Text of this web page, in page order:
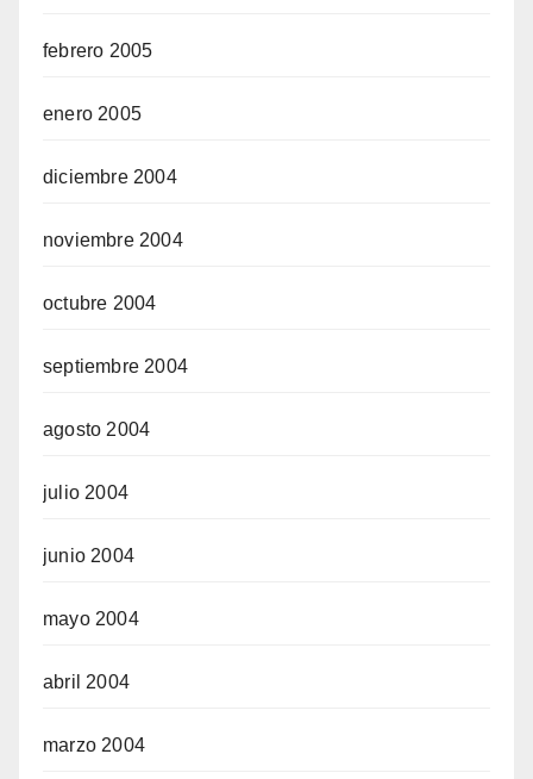
febrero 2005
enero 2005
diciembre 2004
noviembre 2004
octubre 2004
septiembre 2004
agosto 2004
julio 2004
junio 2004
mayo 2004
abril 2004
marzo 2004